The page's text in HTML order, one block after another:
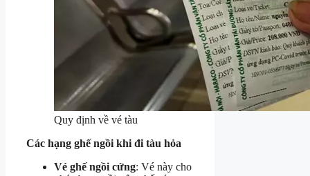
Quy định về vé tàu
Các hạng ghế ngồi khi đi tàu hỏa
Vé ghế ngồi cứng: Vé này cho